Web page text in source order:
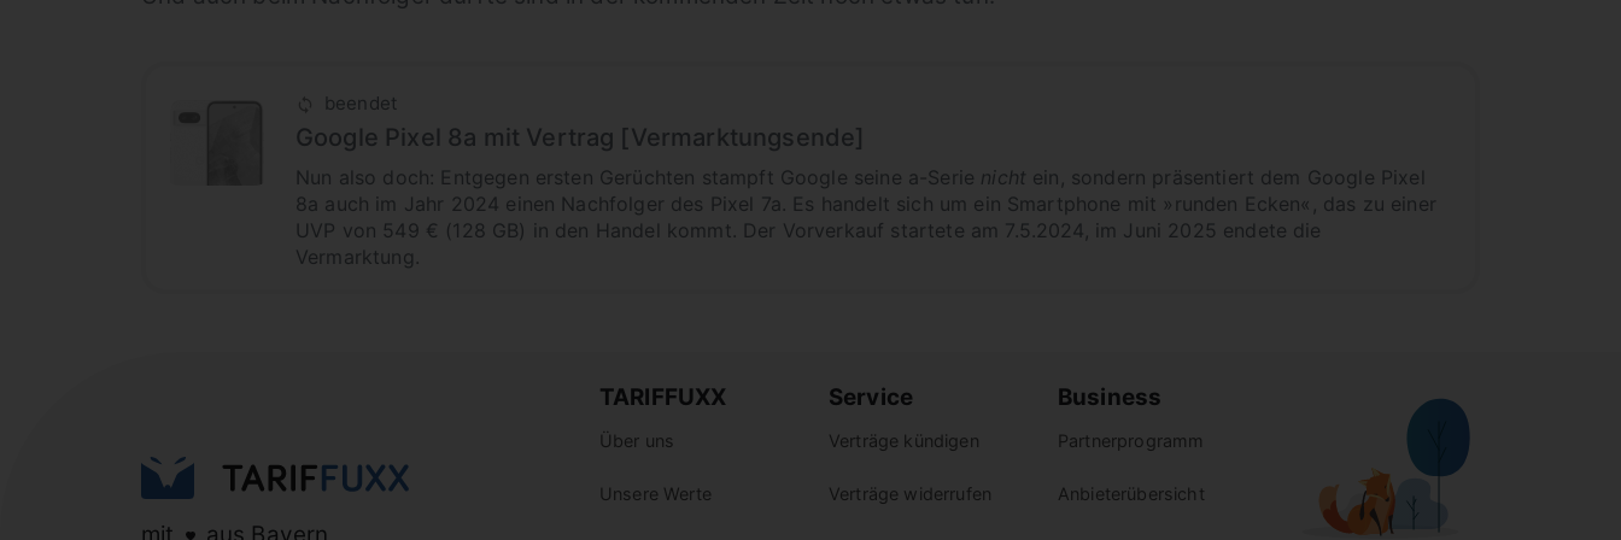
beendet
Google Pixel 8a mit Vertrag [Vermarktungsende]
Nun also doch: Entgegen ersten Gerüchten stampft Google seine a-Serie nicht ein, sondern präsentiert dem Google Pixel
8a auch im Jahr 2024 einen Nachfolger des Pixel 7a. Es handelt sich um ein Smartphone mit »runden Ecken«, das zu einer
UVP von 549 € (128 GB) in den Handel kommt. Der Vorverkauf startete am 7.5.2024, im Juni 2025 endete die
Vermarktung.
TARIFFUXX
Über uns
Unsere Werte
Service
Verträge kündigen
Verträge widerrufen
Business
Partnerprogramm
Anbieterübersicht